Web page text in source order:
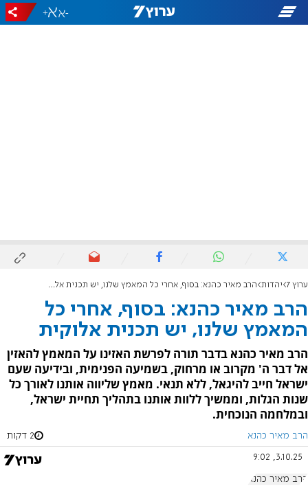
-
+
ערוץ 7 יהדות הרב מאיר כהנא: בסוף, אחרי כל המאמץ שלנו, יש תכנית אלוקית
הרב מאיר כהנא: בסוף, אחרי כל
המאמץ שלנו, יש תכנית אלוקית
הרב מאיר כהנא בדבר תורה לפרשת האזינו על המאמץ להאזין
אל דבר ה' מקרוב או מרחוק, בשמיעה הפנימית, ובידיעה שעם
ישראל חייב להיגאל, ללא תנאי. מאמץ שליווה אותנו לאורך כל
שנות הגלות, וממשיך ללוות אותנו בתהליך תחיית ישראל,
ובמלחמה הנוכחית.
הרב מאיר כהנא 2 דקות
3.10.25, 9:02
הרב מאיר כהנא